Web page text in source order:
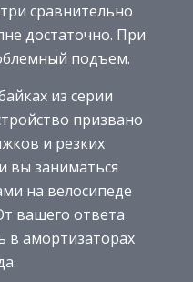
сравнительно
достаточно. При
подъем.
из серии
призвано
и резких
вы заниматься
на велосипеде
вашего ответа
в амортизаторах